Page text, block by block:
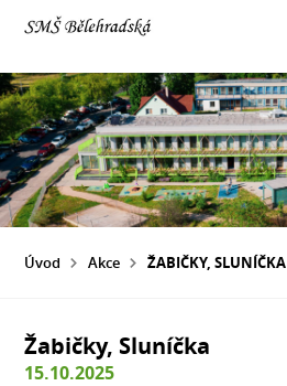
Úvod Akce ŽABIČKY, SLUNÍČKA
Žabičky, Sluníčka
15.10.2025